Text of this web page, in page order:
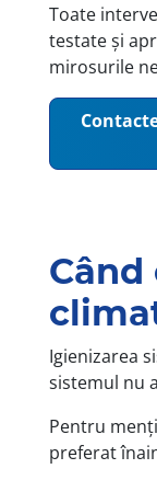
Toate
testate și
mirosurile
Igienizarea
sistemul nu
Pentru
preferat